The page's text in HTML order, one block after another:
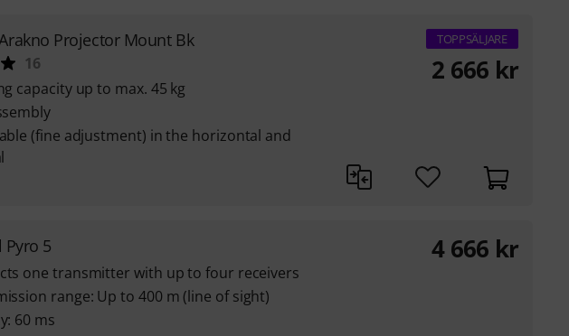
Projector Mount Bk
16
capacity up to max. 45 kg
(fine adjustment) in the horizontal and
TOPPSÄLJARE
2 666 kr
Pyro 5
one transmitter with up to four receivers
range: Up to 400 m (line of sight)
60 ms
4 666 kr